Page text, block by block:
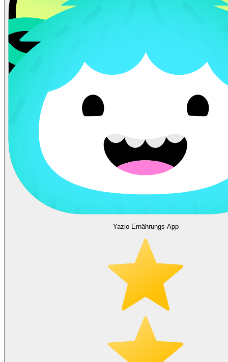
Yazio Ernährungs-App